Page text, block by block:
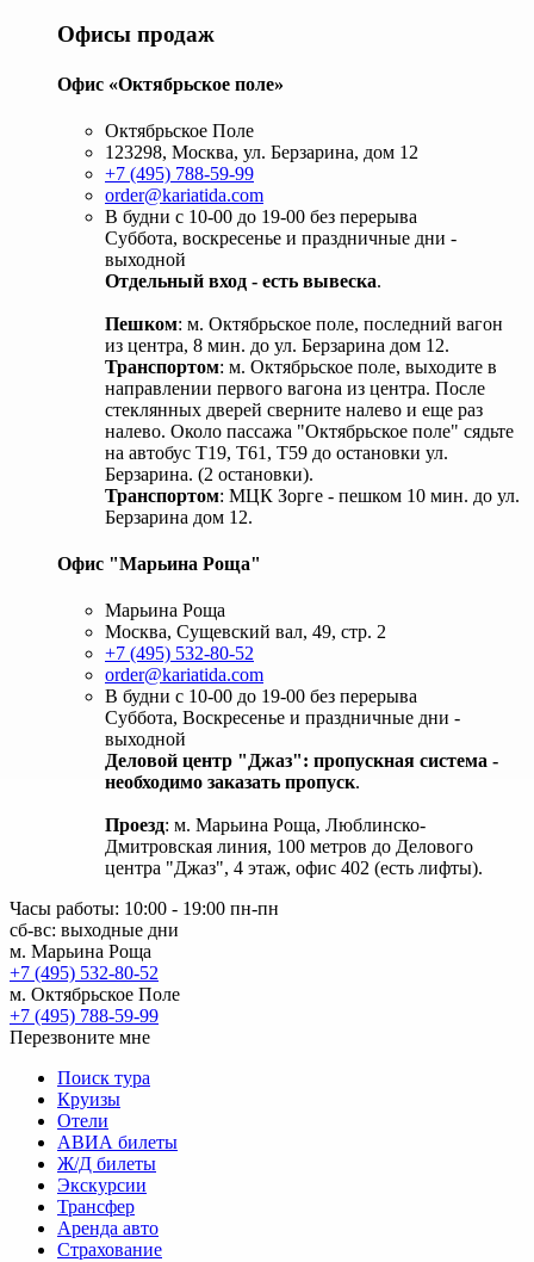
Офисы продаж
Офис «Октябрьское поле»
Октябрьское Поле
123298, Москва, ул. Берзарина, дом 12
+7 (495) 788-59-99
order@kariatida.com
В будни с 10-00 до 19-00 без перерыва
Суббота, воскресенье и праздничные дни -
выходной
Отдельный вход - есть вывеска.
Пешком: м. Октябрьское поле, последний вагон
из центра, 8 мин. до ул. Берзарина дом 12.
Транспортом: м. Октябрьское поле, выходите в
направлении первого вагона из центра. После
стеклянных дверей сверните налево и еще раз
налево. Около пассажа "Октябрьское поле" сядьте
на автобус Т19, Т61, Т59 до остановки ул.
Берзарина. (2 остановки).
Транспортом: МЦК Зорге - пешком 10 мин. до ул.
Берзарина дом 12.
Офис "Марьина Роща"
Марьина Роща
Москва, Сущевский вал, 49, стр. 2
+7 (495) 532-80-52
order@kariatida.com
В будни с 10-00 до 19-00 без перерыва
Суббота, Воскресенье и праздничные дни -
выходной
Деловой центр "Джаз": пропускная система -
необходимо заказать пропуск.
Проезд: м. Марьина Роща, Люблинско-
Дмитровская линия, 100 метров до Делового
центра "Джаз", 4 этаж, офис 402 (есть лифты).
Часы работы: 10:00 - 19:00 пн-пн
сб-вс: выходные дни
м. Марьина Роща
+7 (495) 532-80-52
м. Октябрьское Поле
+7 (495) 788-59-99
Перезвоните мне
Поиск тура
Круизы
Отели
АВИА билеты
Ж/Д билеты
Экскурсии
Трансфер
Аренда авто
Страхование